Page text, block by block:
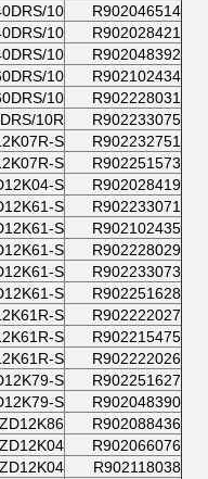
R902046514
10
R902028421
10
R902048392
10
R902102434
10
R902228031
10
R902233075
10R
R902232751
S
R902251573
S
R902028419
S
R902233071
S
R902102435
S
R902228029
S
R902233073
S
R902251628
S
R902222027
S
R902215475
S
R902222026
S
R902251627
S
R902048390
S
R902088436
R902066076
R902118038